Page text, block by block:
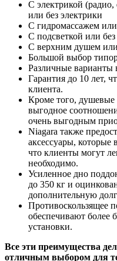
С электрикой (радио,
или без электрики
С гидромассажем
С подсветкой или без
С верхним душем
Большой выбор
Различные варианты
Гарантия до 10 лет,
клиента.
Кроме того, душевые
выгодное
очень выгодным
Niagara также
аксессуары, которые
что клиенты могут
необходимо.
Усиленное дно
до 350 кг и
дополнительную
Противоскользящее
обеспечивают более
установки.
Все эти преимущества
отличным выбором для